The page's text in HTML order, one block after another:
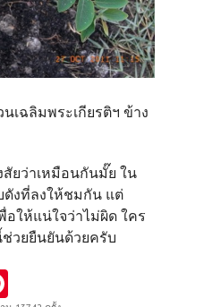
เฉลิมพระเกียรติฯ ข้าง
ยว่าเหมือนกันมั๊ย ใน
ดังที่ลงให้ชมกัน แต่
ให้แน่ใจว่าไม่ผิด ใคร
วยยืนยันด้วยครับ